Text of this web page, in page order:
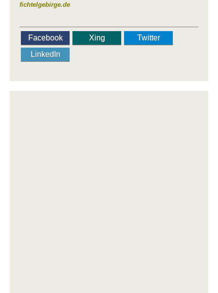
fichtelgebirge.de
Facebook Xing
Twitter
LinkedIn